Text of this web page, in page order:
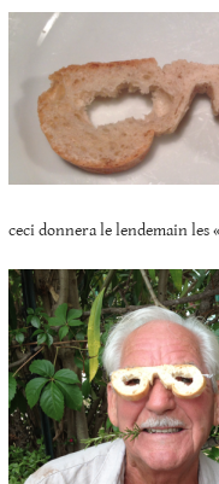
ceci donnera le lendemain les